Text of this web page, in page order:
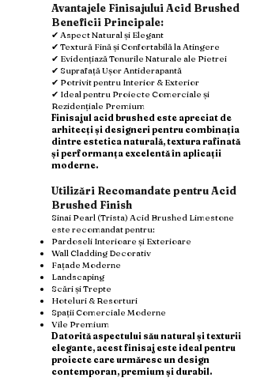
Avantajele Finisajului Acid Brushed
Beneficii Principale:
✔ Aspect Natural și Elegant
✔ Textură Fină și Confortabilă la Atingere
✔ Evidențiază Tonurile Naturale ale Pietrei
✔ Suprafață Ușor Antiderapantă
✔ Potrivit pentru Interior & Exterior
✔ Ideal pentru Proiecte Comerciale și
Rezidențiale Premium
Finisajul acid brushed este apreciat de
arhitecți și designeri pentru combinația
dintre estetica naturală, textura rafinată
și performanța excelentă în aplicații
moderne.
Utilizări Recomandate pentru Acid
Brushed Finish
Sinai Pearl (Trista) Acid Brushed Limestone
este recomandat pentru:
Pardoseli Interioare și Exterioare
Wall Cladding Decorativ
Fațade Moderne
Landscaping
Scări și Trepte
Hoteluri & Resorturi
Spații Comerciale Moderne
Vile Premium
Datorită aspectului său natural și texturii
elegante, acest finisaj este ideal pentru
proiecte care urmăresc un design
contemporan, premium și durabil.